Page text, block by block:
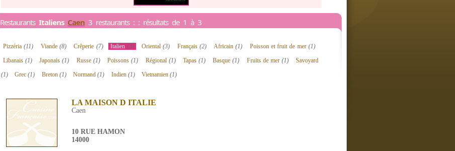
Restaurants Italiens Caen 3 restaurants : : résultats de 1 à 3
Pizzéria(11) Viande (8) Crêperie (7) Italien(3) Oriental (3) Français (2) Africain(1) Poisson et fruit de mer (1)
Libanais (1) Japonais(1) Russe (1) Poissons(1) Régional (1) Tapas (1) Basque(1) Fruits de mer (1)
Savoyard
(1)
Grec(1) Breton (1) Normand(1) Indien (1) Vietnamien (1)
LA MAISON D ITALIE
Caen
10 RUE HAMON
14000